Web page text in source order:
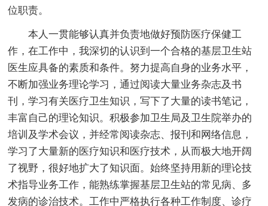
位职责。
本人一贯能够认真并负责地做好预防医疗保健工
作，在工作中，我深切的认识到一个合格的基层卫生站
医生应具备的素质和条件。努力提高自身的业务水平，
不断加强业务理论学习，通过阅读大量业务杂志及书
刊，学习有关医疗卫生知识，写下了大量的读书笔记，
丰富自己的理论知识。积极参加卫生局及卫生院举办的
培训及学术会议，并经常阅读杂志、报刊和网络信息，
学习了大量新的医疗知识和医疗技术，从而极大地开阔
了视野，很好地扩大了知识面。始终坚持用新的理论技
术指导业务工作，能熟练掌握基层卫生站的常见病、多
发病的诊治技术。工作中严格执行各种工作制度、诊疗